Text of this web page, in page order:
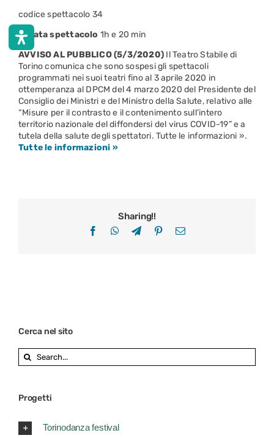
codice spettacolo 34
durata spettacolo 1h e 20 min
AVVISO AL PUBBLICO (5/3/2020) Il Teatro Stabile di
Torino comunica che sono sospesi gli spettacoli
programmati nei suoi teatri fino al 3 aprile 2020 in
ottemperanza al DPCM del 4 marzo 2020 del Presidente del
Consiglio dei Ministri e del Ministro della Salute, relativo alle
“Misure per il contrasto e il contenimento sull’intero
territorio nazionale del diffondersi del virus COVID-19” e a
tutela della salute degli spettatori. Tutte le informazioni ».
Tutte le informazioni »
Sharing!!
FacebookWhatsApp
TelegramPinterestEmail
Cerca nel sito
Search
for:
Progetti
Torinodanza festival